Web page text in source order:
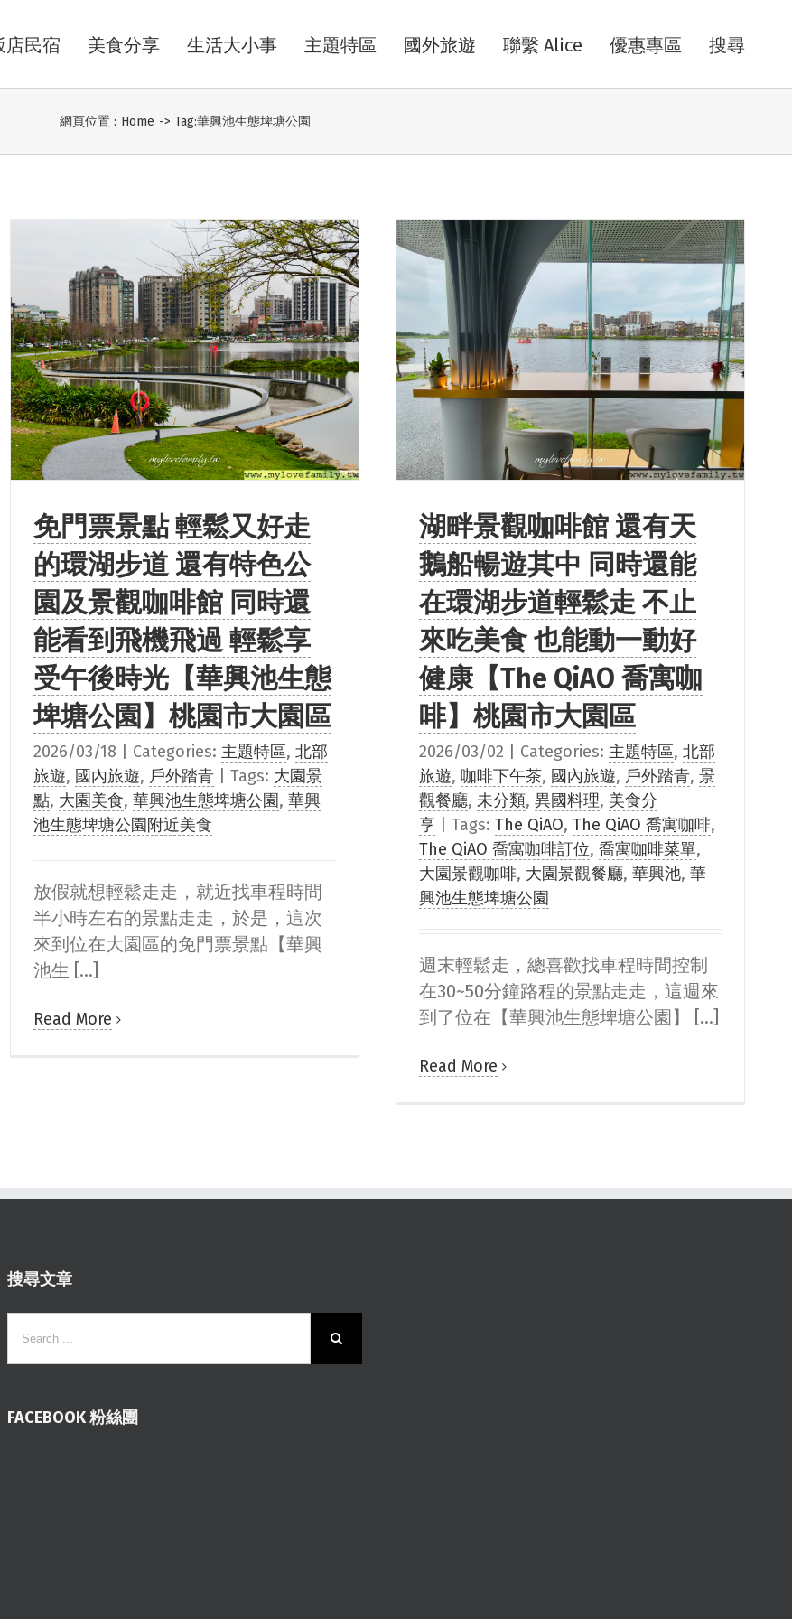
店民宿 美食分享 生活大小事 主題特區 國外旅遊 聯繫 Alice 優惠專區 搜尋
網頁位置 : Home -> Tag:華興池生態埤塘公園
免門票景點 輕鬆又好走
的環湖步道 還有特色公
園及景觀咖啡館 同時還
能看到飛機飛過 輕鬆享
受午後時光【華興池生態
埤塘公園】桃園市大園區
2026/03/18 Categories: 主題特區, 北部
旅遊, 國內旅遊, 戶外踏青 Tags: 大園景
點, 大園美食, 華興池生態埤塘公園, 華興
池生態埤塘公園附近美食
放假就想輕鬆走走，就近找車程時間
半小時左右的景點走走，於是，這次
來到位在大園區的免門票景點【華興
池生 [...]
Read More
湖畔景觀咖啡館 還有天
鵝船暢遊其中 同時還能
在環湖步道輕鬆走 不止
來吃美食 也能動一動好
健康【The QiAO 喬寓咖
啡】桃園市大園區
2026/03/02 Categories: 主題特區, 北部
旅遊, 咖啡下午茶, 國內旅遊, 戶外踏青, 景
觀餐廳, 未分類, 異國料理, 美食分
享
Tags: The QiAO, The QiAO 喬寓咖啡,
The QiAO 喬寓咖啡訂位, 喬寓咖啡菜單,
大園景觀咖啡, 大園景觀餐廳, 華興池, 華
興池生態埤塘公園
週末輕鬆走，總喜歡找車程時間控制
在30~50分鐘路程的景點走走，這週來
到了位在【華興池生態埤塘公園】 [...]
Read More
搜尋文章
FACEBOOK 粉絲團